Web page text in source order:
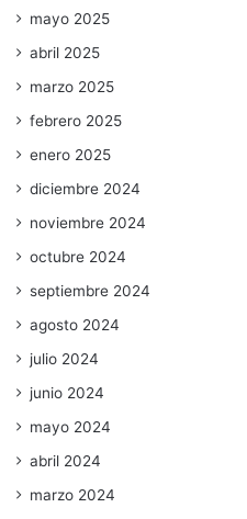
mayo 2025
abril 2025
marzo 2025
febrero 2025
enero 2025
diciembre 2024
noviembre 2024
octubre 2024
septiembre 2024
agosto 2024
julio 2024
junio 2024
mayo 2024
abril 2024
marzo 2024